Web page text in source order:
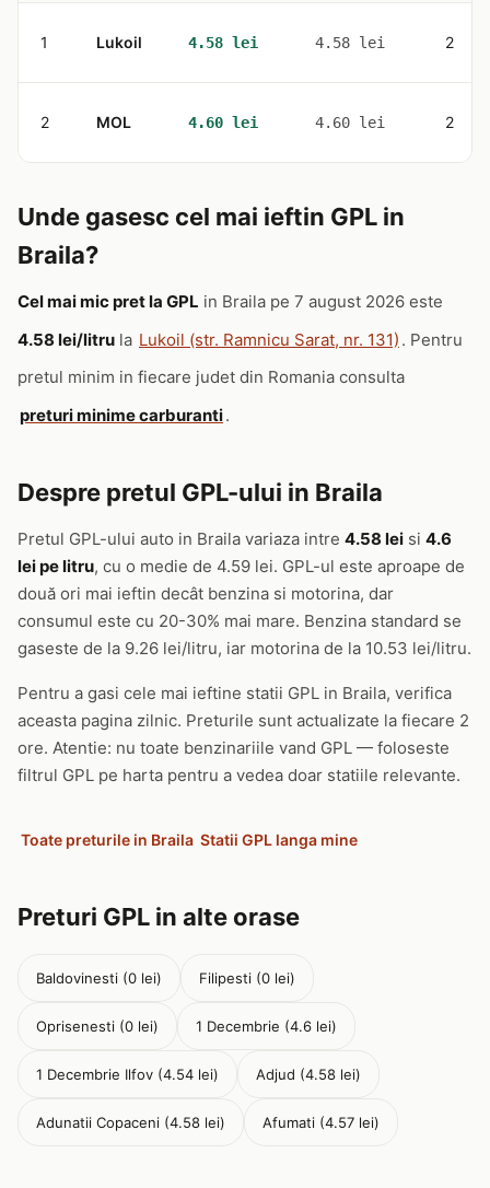
1 Lukoil 4.58 lei 4.58 lei 2
2 MOL 4.60 lei 4.60 lei 2
Unde gasesc cel mai ieftin GPL in
Braila?
Cel mai mic pret la GPL in Braila pe 7 august 2026 este
4.58 lei/litru la Lukoil (str. Ramnicu Sarat, nr. 131) . Pentru
pretul minim in fiecare judet din Romania consulta
preturi minime carburanti.
Despre pretul GPL-ului in Braila
Pretul GPL-ului auto in Braila variaza intre 4.58 lei si 4.6
lei pe litru, cu o medie de 4.59 lei. GPL-ul este aproape de
două ori mai ieftin decât benzina si motorina, dar
consumul este cu 20-30% mai mare. Benzina standard se
gaseste de la 9.26 lei/litru, iar motorina de la 10.53 lei/litru.
Pentru a gasi cele mai ieftine statii GPL in Braila, verifica
aceasta pagina zilnic. Preturile sunt actualizate la fiecare 2
ore. Atentie: nu toate benzinariile vand GPL — foloseste
filtrul GPL pe harta pentru a vedea doar statiile relevante.
Toate preturile in Braila Statii GPL langa mine
Preturi GPL in alte orase
Baldovinesti (0 lei) Filipesti (0 lei)
Oprisenesti (0 lei) 1 Decembrie (4.6 lei)
1 Decembrie Ilfov (4.54 lei) Adjud (4.58 lei)
Adunatii Copaceni (4.58 lei) Afumati (4.57 lei)